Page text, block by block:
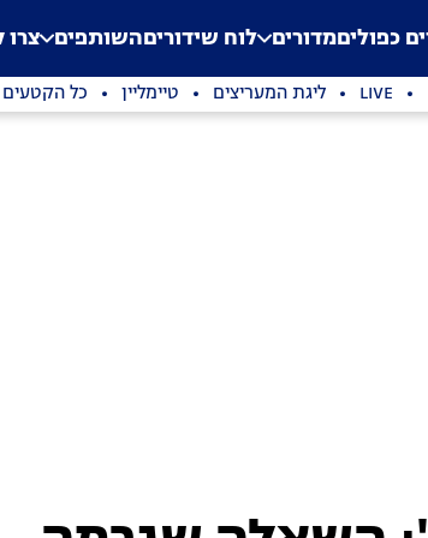
Application error: a
. כפוליםמדורים לוח שידוריםהשותפים
LIVE ליגת המעריצים טיימליין כל הקטעים